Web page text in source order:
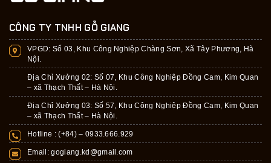
CÔNG TY TNHH GỖ GIANG
VPGD: Số 03, Khu Công Nghiệp Chàng Sơn, Xã Tây Phương, Hà
Nội.
Địa Chỉ Xưởng 02: Số 07, Khu Công Nghiệp Đồng Cam, Kim Quan
– xã Thạch Thất – Hà Nội.
Địa Chỉ Xưởng 03: Số 57, Khu Công Nghiệp Đồng Cam, Kim Quan
– xã Thạch Thất – Hà Nội.
Hotline : (+84) – 0933.666.929
Email:gogiang.kd@gmail.com